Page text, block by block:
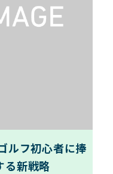
ルフ初心者に捧
る新戦略